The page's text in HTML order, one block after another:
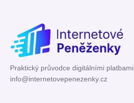
Praktický průvodce digitálními platbami.
info@internetovepenezenky.cz